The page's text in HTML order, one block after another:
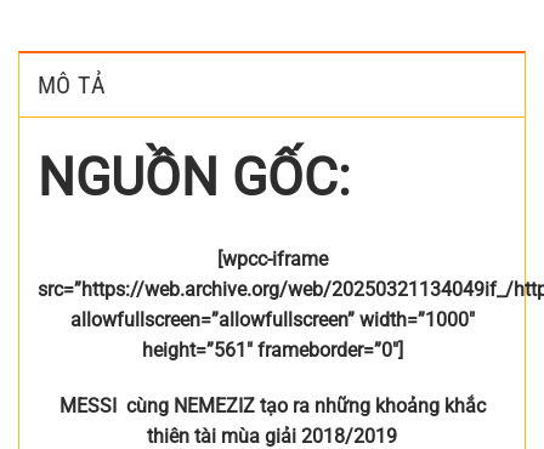
MÔ TẢ
NGUỒN GỐC:
[wpcc-iframe
src=”https://web.archive.org/web/20250321134049if_/
allowfullscreen=”allowfullscreen” width=”1000″
height=”561″ frameborder=”0″]
MESSI cùng NEMEZIZ tạo ra những khoảng khắc
thiên tài mùa giải 2018/2019